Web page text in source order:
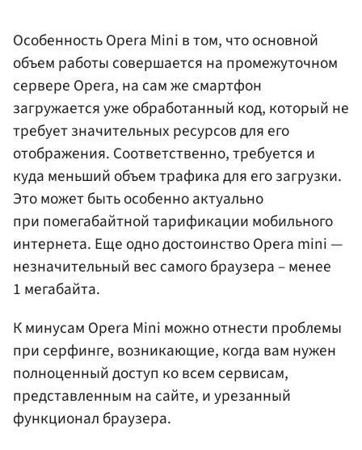
Особенность Opera Mini в том, что основной
объем работы совершается на промежуточном
сервере Opera, на сам же смартфон
загружается уже обработанный код, который не
требует значительных ресурсов для его
отображения. Соответственно, требуется и
куда меньший объем трафика для его загрузки.
Это может быть особенно актуально
при помегабайтной тарификации мобильного
интернета. Еще одно достоинство Opera mini —
незначительный вес самого браузера – менее
1 мегабайта.
К минусам Opera Mini можно отнести проблемы
при серфинге, возникающие, когда вам нужен
полноценный доступ ко всем сервисам,
представленным на сайте, и урезанный
функционал браузера.